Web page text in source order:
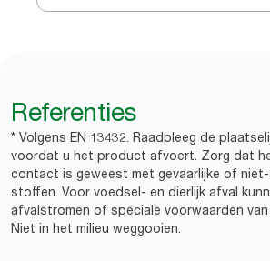
Referenties
* Volgens EN 13432. Raadpleeg de
voordat u het product afvoert. Zorg dat
contact is geweest met gevaarlijke of
stoffen. Voor voedsel- en dierlijk afval
afvalstromen of speciale voorwaarden
Niet in het milieu weggooien.